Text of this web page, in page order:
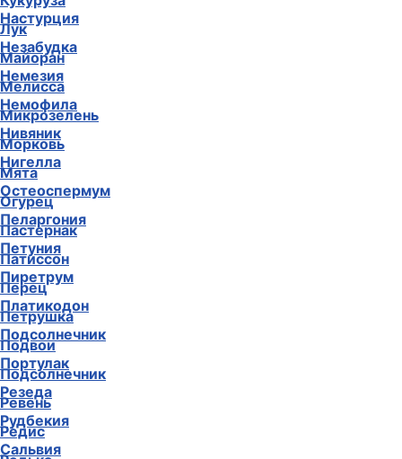
Настурция
Незабудка
Немезия
Немофила
Нивяник
Нигелла
Остеоспермум
Пеларгония
Петуния
Пиретрум
Платикодон
Подсолнечник
Портулак
Резеда
Рудбекия
Сальвия
Лук
Майоран
Мелисса
Микрозелень
Морковь
Мята
Огурец
Пастернак
Патиссон
Перец
Петрушка
Подвои
Подсолнечник
Ревень
Редис